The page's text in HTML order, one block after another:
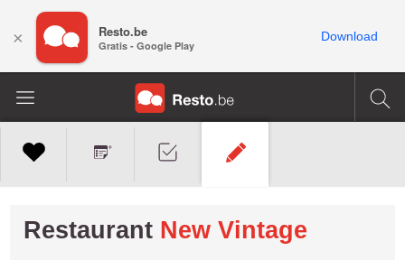
Restaurant New Vintage
× Resto.be
Gratis - Google Play
Download